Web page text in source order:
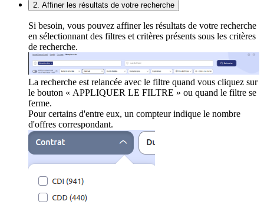
2. Affiner les résultats de votre recherche
Si besoin, vous pouvez affiner les résultats de votre recherche
en sélectionnant des filtres et critères présents sous les critères
de recherche.
La recherche est relancée avec le filtre quand vous cliquez sur
le bouton « APPLIQUER LE FILTRE » ou quand le filtre se
ferme.
Pour certains d'entre eux, un compteur indique le nombre
d'offres correspondant.